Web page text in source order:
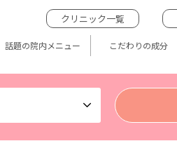
クリニック一覧
話題の院内メニュー こだわりの成分